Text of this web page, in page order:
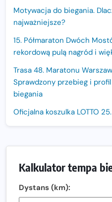
Motywacja do biegania.
najważniejsze?
15. Półmaraton Dwóch
rekordową pulą nagród i
Trasa 48. Maratonu
Sprawdzony przebieg i
biegania
Oficjalna koszulka LOTTO
Ostatnie wolne miejsca na
Fabrykanta. Organizatorzy
Kalkulator tempa
Dystans (km):